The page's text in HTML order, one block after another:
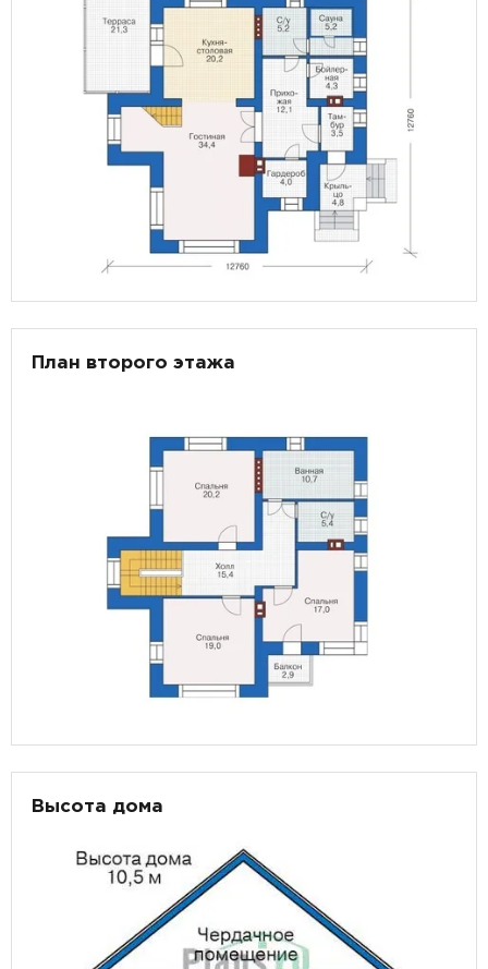
План второго этажа
Высота дома